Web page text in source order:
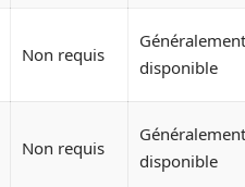
Non requis
Généralement
disponible
Non requis
Généralement
disponible